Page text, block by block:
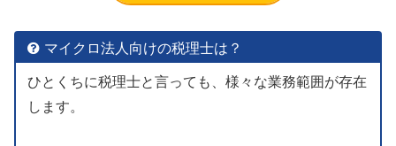
マイクロ法人向けの税理士は？
ひとくちに税理士と言っても、様々な業務範囲が存在
します。